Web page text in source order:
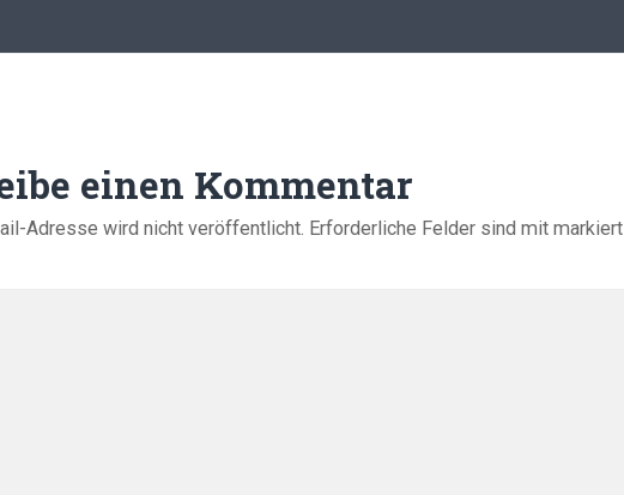
einen Kommentar
Adresse wird nicht veröffentlicht. Erforderliche Felder sind mitmarkiert